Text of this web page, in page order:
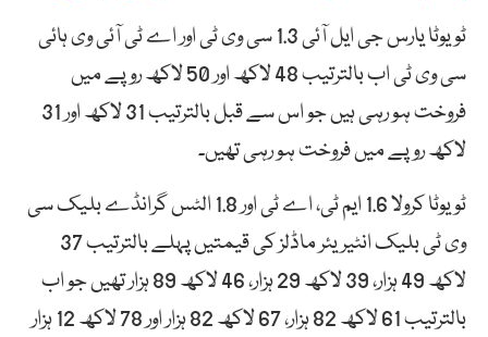
ٹویوٹا یارس جی ایل آئی 1.3 سی وی ٹی اور اے ٹی آئی وی ہائی
سی وی ٹی اب بالترتیب 48 لاکھ اور 50 لاکھ روپے میں
فروخت ہو رہی ہیں جو اس سے قبل بالترتیب 31 لاکھ اور 31
لاکھ روپے میں فروخت ہو رہی تھیں۔
ٹویوٹا کرولا 1.6 ایم ٹی، اے ٹی اور 1.8 الٹس گرانڈے بلیک سی
وی ٹی بلیک انٹیریئر ماڈلز کی قیمتیں پہلے بالترتیب 37
لاکھ 49 ہزار، 39 لاکھ 29 ہزار، 46 لاکھ 89 ہزار تھیں جو اب
بالترتیب 61 لاکھ 82 ہزار، 67 لاکھ 82 ہزار اور 78 لاکھ 12 ہزار